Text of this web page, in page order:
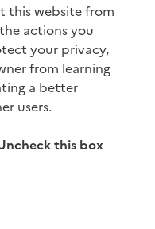
this website from
actions you
your privacy,
from learning
a better
users.
this box